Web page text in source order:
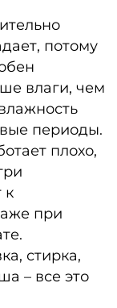
потому
влаги, чем
периоды.
плохо,
к
при
стирка,
– все это